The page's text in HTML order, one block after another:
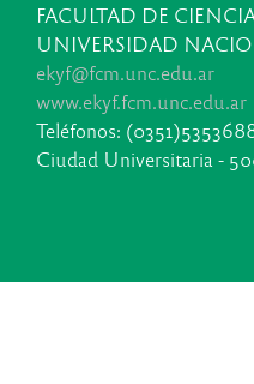
FACULTAD DE
UNIVERSIDAD
ekyf@fcm.unc.edu.ar
www.ekyf.fcm.unc.edu.ar
Teléfonos:
Ciudad Universitaria -